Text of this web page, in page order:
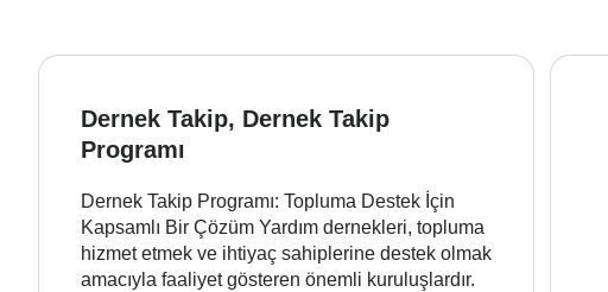
Dernek Takip, Dernek Takip
Programı
Dernek Takip Programı: Topluma Destek İçin
Kapsamlı Bir Çözüm Yardım dernekleri, topluma
hizmet etmek ve ihtiyaç sahiplerine destek olmak
amacıyla faaliyet gösteren önemli kuruluşlardır.